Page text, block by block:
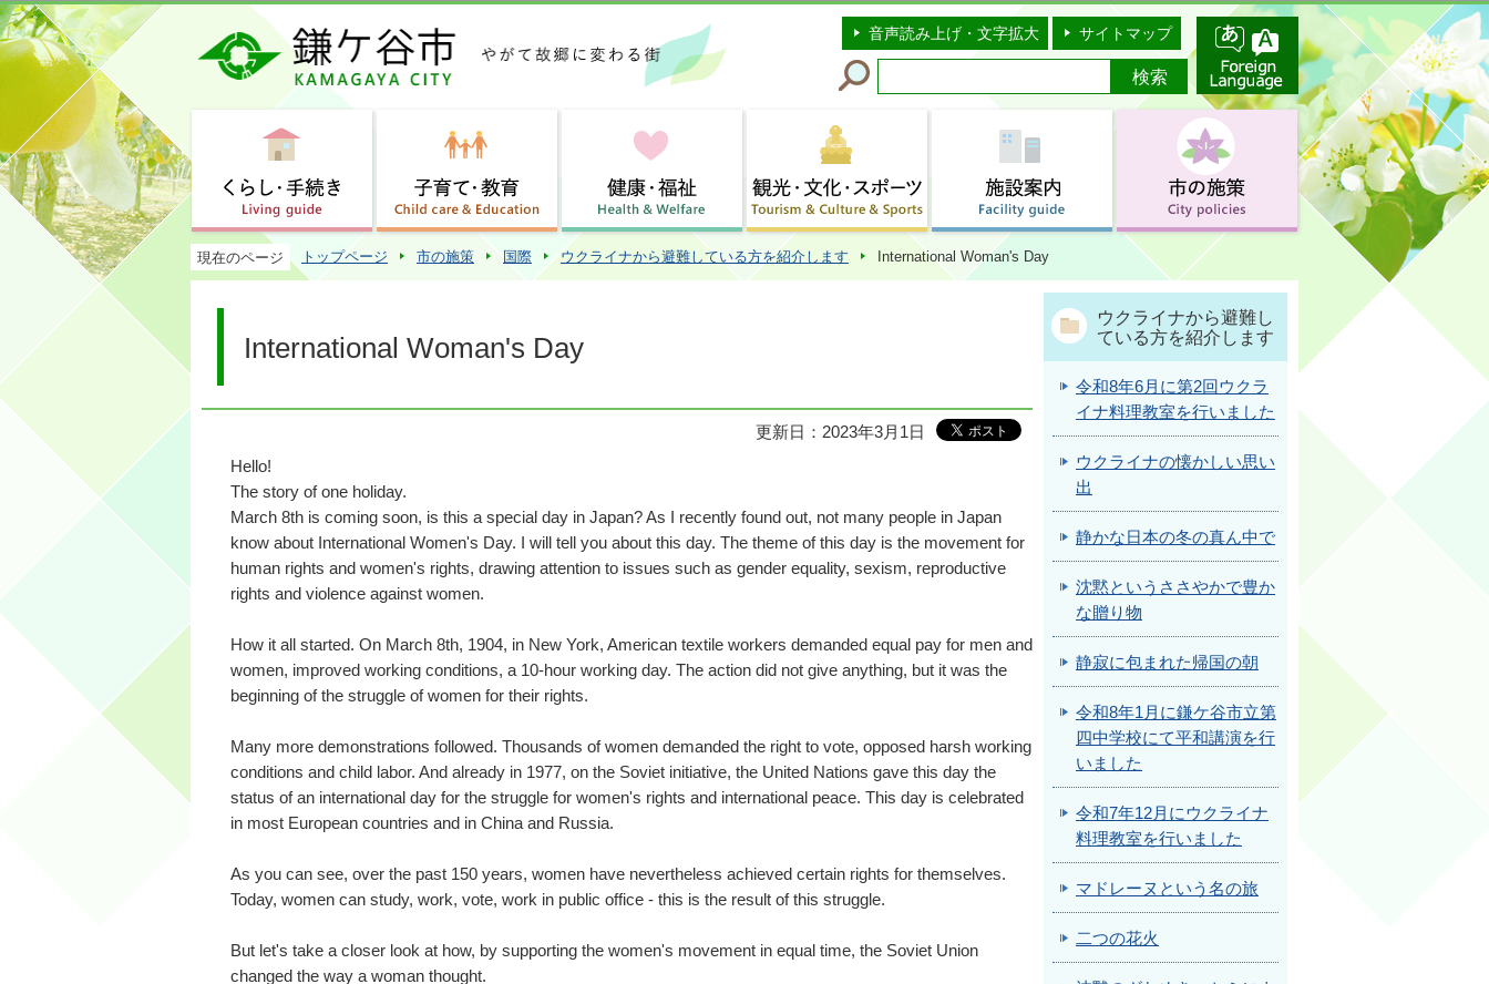
このページの本文へ移動
音声読み上げ・文字拡大 サイトマップ
現在のページ トップページ 市の施策 国際 ウクライナから避難している方を紹介します International Woman's Day
International Woman's Day
更新日：2023年3月1日
Hello!
The story of one holiday.
March 8th is coming soon, is this a special day in Japan? As I recently found out, not many people in Japan
know about International Women's Day. I will tell you about this day. The theme of this day is the movement for
human rights and women's rights, drawing attention to issues such as gender equality, sexism, reproductive
rights and violence against women.
How it all started. On March 8th, 1904, in New York, American textile workers demanded equal pay for men and
women, improved working conditions, a 10-hour working day. The action did not give anything, but it was the
beginning of the struggle of women for their rights.
Many more demonstrations followed. Thousands of women demanded the right to vote, opposed harsh working
conditions and child labor. And already in 1977, on the Soviet initiative, the United Nations gave this day the
status of an international day for the struggle for women's rights and international peace. This day is celebrated
in most European countries and in China and Russia.
As you can see, over the past 150 years, women have nevertheless achieved certain rights for themselves.
Today, women can study, work, vote, work in public office - this is the result of this struggle.
But let's take a closer look at how, by supporting the women's movement in equal time, the Soviet Union
changed the way a woman thought.
ウクライナから避難し
ている方を紹介します
令和8年6月に第2回ウクラ
イナ料理教室を行いました
ウクライナの懐かしい思い
出
静かな日本の冬の真ん中で
沈黙というささやかで豊か
な贈り物
静寂に包まれた帰国の朝
令和8年1月に鎌ケ谷市立第
四中学校にて平和講演を行
いました
令和7年12月にウクライナ
料理教室を行いました
マドレーヌという名の旅
二つの花火